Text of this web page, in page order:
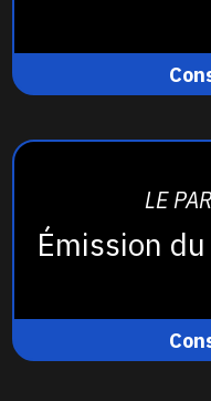
LE
Émission